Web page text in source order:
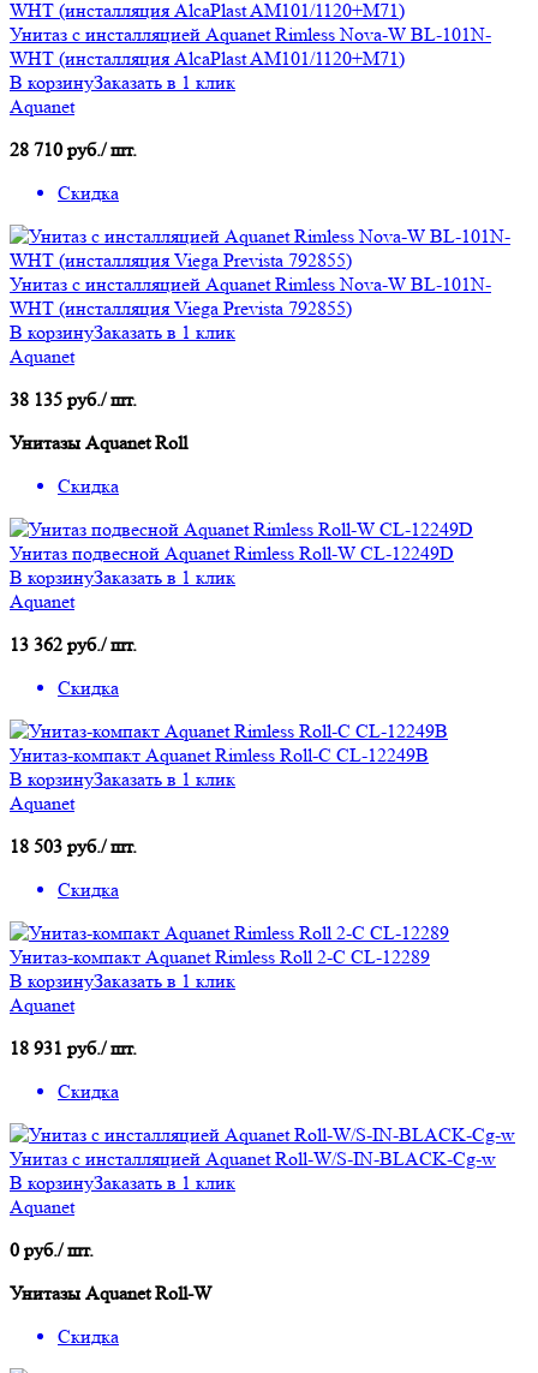
Унитаз с инсталляцией Aquanet Rimless Nova-W BL-101N-
WHT (инсталляция AlcaPlast AM101/1120+M71)
В корзинуЗаказать в 1 клик
Aquanet
28 710 руб./ шт.
Скидка
Унитаз с инсталляцией Aquanet Rimless Nova-W BL-101N-
WHT (инсталляция Viega Prevista 792855)
В корзинуЗаказать в 1 клик
Aquanet
38 135 руб./ шт.
Унитазы Aquanet Roll
Скидка
Унитаз подвесной Aquanet Rimless Roll-W CL-12249D
В корзинуЗаказать в 1 клик
Aquanet
13 362 руб./ шт.
Скидка
Унитаз-компакт Aquanet Rimless Roll-C CL-12249B
В корзинуЗаказать в 1 клик
Aquanet
18 503 руб./ шт.
Скидка
Унитаз-компакт Aquanet Rimless Roll 2-C CL-12289
В корзинуЗаказать в 1 клик
Aquanet
18 931 руб./ шт.
Скидка
Унитаз с инсталляцией Aquanet Roll-W/S-IN-BLACK-Cg-w
В корзинуЗаказать в 1 клик
Aquanet
0 руб./ шт.
Унитазы Aquanet Roll-W
Скидка